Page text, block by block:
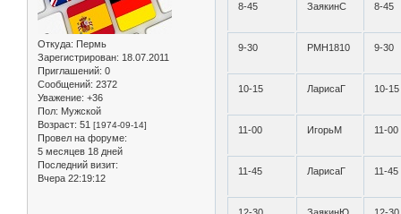
Откуда: Пермь
Зарегистрирован: 18.07.2011
Приглашений: 0
Сообщений: 2372
Уважение: +36
Пол: Мужской
Возраст: 51 [1974-09-14]
Провел на форуме:
5 месяцев 18 дней
Последний визит:
Вчера 22:19:12
8-45 ЗаякинС 8-45
9-30 РМН1810 9-30
10-15 ЛарисаГ 10-15
11-00 ИгорьМ 11-00
11-45 ЛарисаГ 11-45